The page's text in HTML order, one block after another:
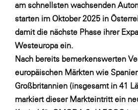
Gas Connect Austria
GBV - Verband
Bauvereinigungen
Getzner Werkstoffe
Heimat Österreich
am schnellsten wachsenden
starten im Oktober 2025 in
damit die nächste Phase ihrer
Westeuropa ein.
Nach bereits bemerkenswerten
europäischen Märkten wie
Großbritannien (insgesamt in 41
markiert dieser Markteintritt ein